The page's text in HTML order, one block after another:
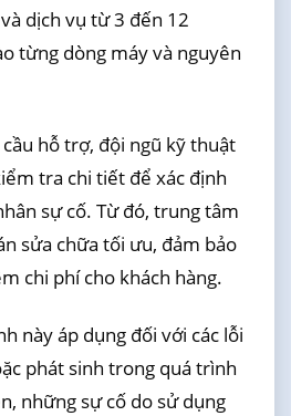
dịch vụ từ 3 đến 12
từng dòng máy và nguyên
hỗ trợ, đội ngũ kỹ thuật
tra chi tiết để xác định
sự cố. Từ đó, trung tâm
sửa chữa tối ưu, đảm bảo
chi phí cho khách hàng.
này áp dụng đối với các lỗi
phát sinh trong quá trình
những sự cố do sử dụng